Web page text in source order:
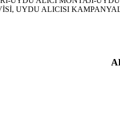
UYDU ALICISI